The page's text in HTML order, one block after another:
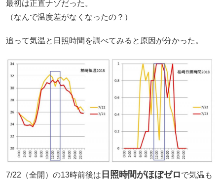
最初は正直ナゾだった。
（なんで温度差がなくなったの？）
追って気温と日照時間を調べてみると原因が分かった。
7/22（全開）の13時前後は 日照時間がほぼゼロで気温も